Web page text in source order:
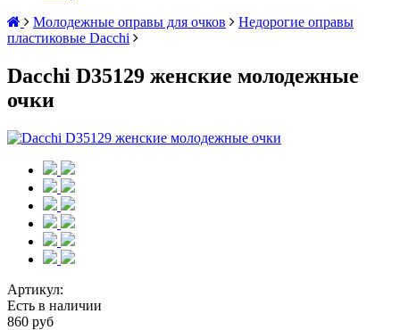
Молодежные оправы для очков
Недорогие оправы
пластиковые Dacchi
Dacchi D35129 женские молодежные
очки
Артикул:
Есть в наличии
860 руб